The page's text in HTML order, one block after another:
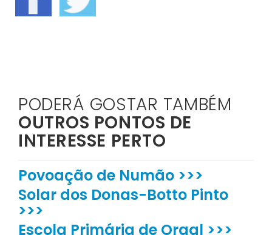
PODERÁ GOSTAR TAMBÉM
OUTROS PONTOS DE
INTERESSE PERTO
Povoação de Numão >>>
Solar dos Donas-Botto Pinto
>>>
Escola Primária de Orgal >>>